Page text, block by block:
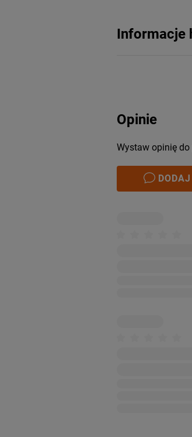
Informacje
Opinie
Wystaw opinię do